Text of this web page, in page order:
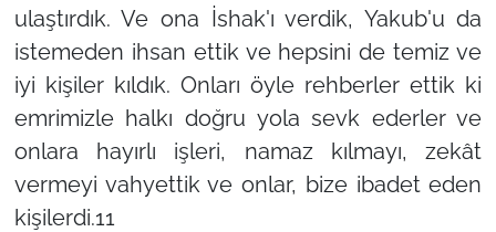
ulaştırdık. Ve ona İshak'ı verdik, Yakub'u da
istemeden ihsan ettik ve hepsini de temiz ve
iyi kişiler kıldık. Onları öyle rehberler ettik ki
emrimizle halkı doğru yola sevk ederler ve
onlara hayırlı işleri, namaz kılmayı, zekât
vermeyi vahyettik ve onlar, bize ibadet eden
kişilerdi.11